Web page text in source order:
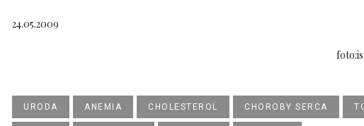
24.05.2009
URODA ANEMIA CHOLESTEROL CHOROBY SERCA